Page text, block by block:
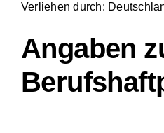
Verliehen durch:
Angaben